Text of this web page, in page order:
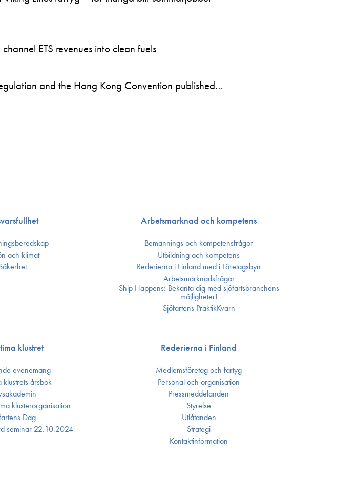
ETS revenues into clean fuels
and the Hong Kong Convention published…
och klimat
Arbetsmarknad och kompetens
Bemannings och kompetens­frågor
Utbildning och kompetens
Rederierna i Finland med i Företagsbyn
Arbetsmarknadsfrågor
Ship Happens: Bekanta dig med sjöfartsbranchens
möjligheter!
Sjöfartens PraktikKvarn
klustret
evenemang
klustrets årsbok
kluster­organisation
Dag
seminar 22.10.2024
Rederierna i Finland
Medlemsföretag och fartyg
Personal och organisation
Press­meddelanden
Styrelse
Utlåtanden
Strategi
Kontakt­information